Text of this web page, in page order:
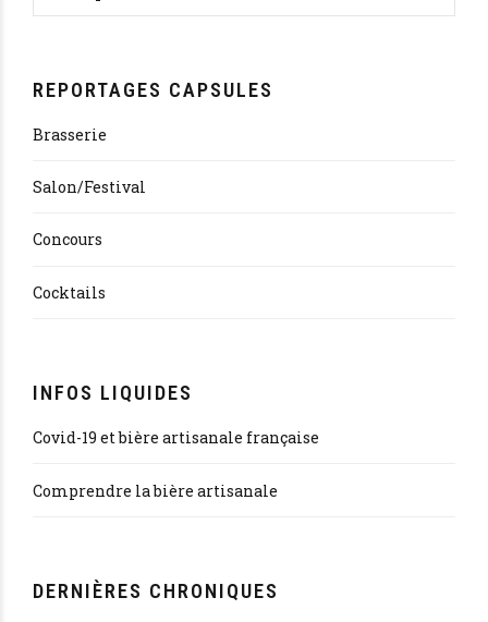
REPORTAGES CAPSULES
Brasserie
Salon/Festival
Concours
Cocktails
INFOS LIQUIDES
Covid-19 et bière artisanale française
Comprendre la bière artisanale
DERNIÈRES CHRONIQUES